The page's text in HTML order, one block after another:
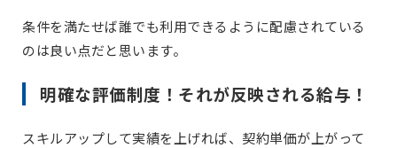
条件を満たせば誰でも利用できるように配慮されている
のは良い点だと思います。
明確な評価制度！それが反映される給与！
スキルアップして実績を上げれば、契約単価が上がって